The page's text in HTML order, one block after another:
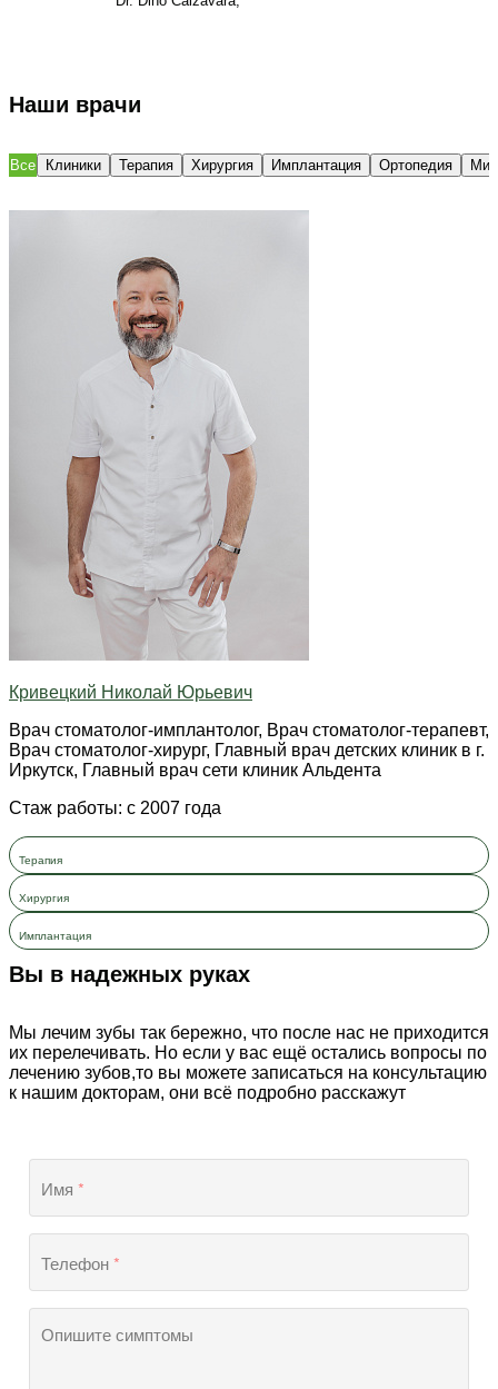
Наши врачи
Все Клиники Терапия Хирургия Имплантация Ортопедия
Кривецкий Николай Юрьевич
Врач стоматолог-имплантолог, Врач стоматолог-терапевт,
Врач стоматолог-хирург, Главный врач детских клиник в г.
Иркутск, Главный врач сети клиник Альдента
Стаж работы: с 2007 года
Терапия
Хирургия
Имплантация
Вы в надежных руках
Мы лечим зубы так бережно, что после нас не приходится
их перелечивать. Но если у вас ещё остались вопросы по
лечению зубов,то вы можете записаться на консультацию
к нашим докторам, они всё подробно расскажут
Имя *
Телефон*
Опишите симптомы